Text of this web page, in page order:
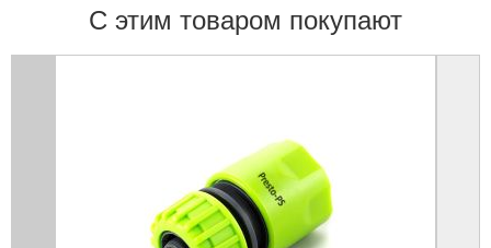
С этим товаром покупают